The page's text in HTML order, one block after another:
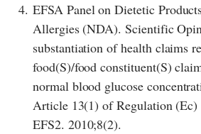
4. EFSA Panel on Dietetic
Allergies (NDA). Scientific
substantiation of health claims
food(S)/food constituent(S)
normal blood glucose
Article 13(1) of Regulation (Ec)
EFS2. 2010;8(2).